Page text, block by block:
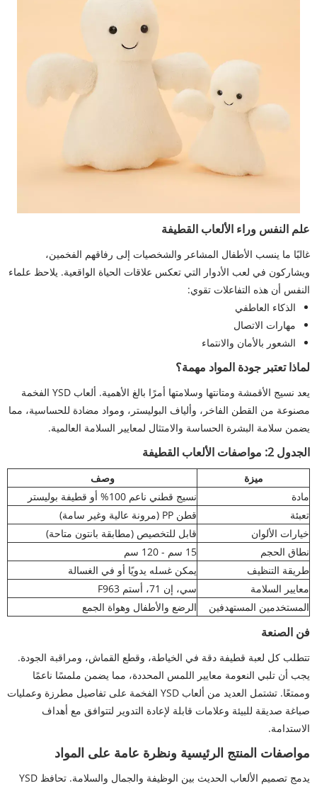
علم النفس وراء الألعاب القطيفة
غالبًا ما ينسب الأطفال المشاعر والشخصيات إلى رفاقهم الفخمين،
ويشاركون في لعب الأدوار التي تعكس علاقات الحياة الواقعية. يلاحظ علماء
النفس أن هذه التفاعلات تقوي:
الذكاء العاطفي
مهارات الاتصال
الشعور بالأمان والانتماء
لماذا تعتبر جودة المواد مهمة؟
يعد نسيج الأقمشة ومتانتها وسلامتها أمرًا بالغ الأهمية. ألعاب YSD الفخمة
مصنوعة من القطن الفاخر، وألياف البوليستر، ومواد مضادة للحساسية، مما
يضمن سلامة البشرة الحساسة والامتثال لمعايير السلامة العالمية.
الجدول 2: مواصفات الألعاب القطيفة
ميزة
وصف
مادة
نسيج قطني ناعم 100% أو قطيفة بوليستر
تعبئة
قطن PP (مرونة عالية وغير سامة)
خيارات الألوان
قابل للتخصيص (مطابقة بانتون متاحة)
نطاق الحجم
15 سم - 120 سم
طريقة التنظيف
يمكن غسله يدويًا أو في الغسالة
معايير السلامة
سي، إن 71، أستم F963
المستخدمين المستهدفين
الرضع والأطفال وهواة الجمع
فن الصنعة
تتطلب كل لعبة قطيفة دقة في الخياطة، وقطع القماش، ومراقبة الجودة.
يجب أن تلبي النعومة معايير اللمس المحددة، مما يضمن ملمسًا ناعمًا
وممتعًا. تشتمل العديد من ألعاب YSD الفخمة على تفاصيل مطرزة وعمليات
صباغة صديقة للبيئة وعلامات قابلة لإعادة التدوير لتتوافق مع أهداف
الاستدامة.
مواصفات المنتج الرئيسية ونظرة عامة على المواد
يدمج تصميم الألعاب الحديث بين الوظيفة والجمال والسلامة. تحافظ YSD